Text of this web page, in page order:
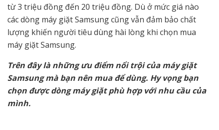
từ 3 triệu đồng đến 20 triệu đồng. Dù ở mức giá nào
các dòng máy giặt Samsung cũng vẫn đảm bảo chất
lượng khiến người tiêu dùng hài lòng khi chọn mua
máy giặt Samsung.
Trên đây là những ưu điểm nổi trội của máy giặt
Samsung mà bạn nên mua để dùng. Hy vọng bạn
chọn được dòng máy giặt phù hợp với nhu cầu của
mình.